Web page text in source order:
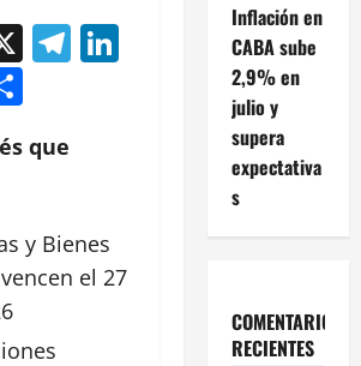
X Telegram
LinkedIn
que
y Bienes
vencen el 27
Inflación en
CABA sube
2,9% en
julio y
supera
expectativa
s
COMENTARIOS
RECIENTES